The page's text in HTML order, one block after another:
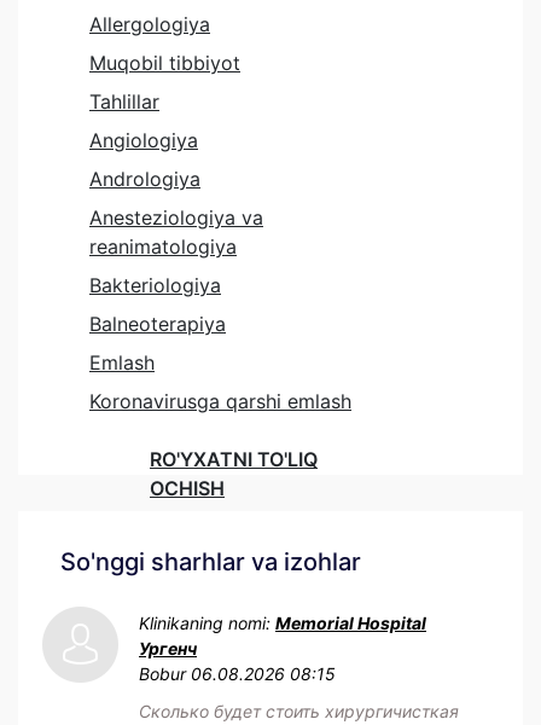
Allergologiya
Muqobil tibbiyot
Tahlillar
Angiologiya
Andrologiya
Anesteziologiya va
reanimatologiya
Bakteriologiya
Balneoterapiya
Emlash
Koronavirusga qarshi emlash
RO'YXATNI TO'LIQ
OCHISH
So'nggi sharhlar va izohlar
Klinikaning nomi: Memorial Hospital
Ургенч
Bobur 06.08.2026 08:15
Сколько будет стоить хирургичисткая